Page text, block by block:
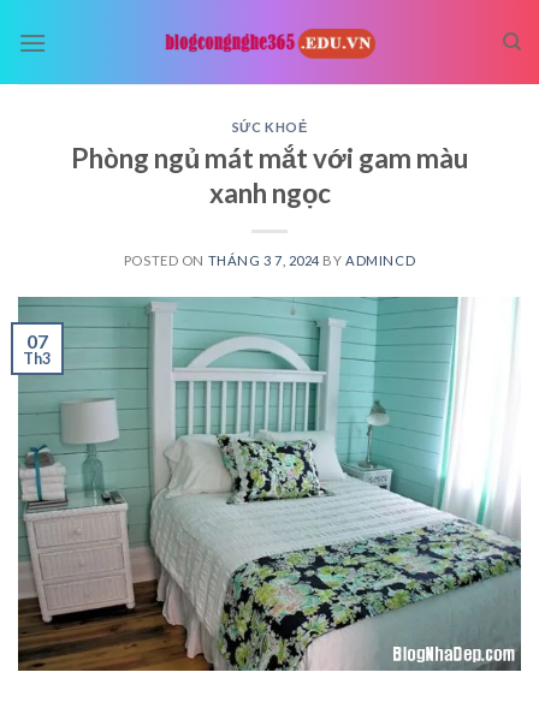
SỨC KHOẺ
Phòng ngủ mát mắt với gam màu
xanh ngọc
POSTED ON THÁNG 3 7, 2024 BY ADMINCD
07
Th3